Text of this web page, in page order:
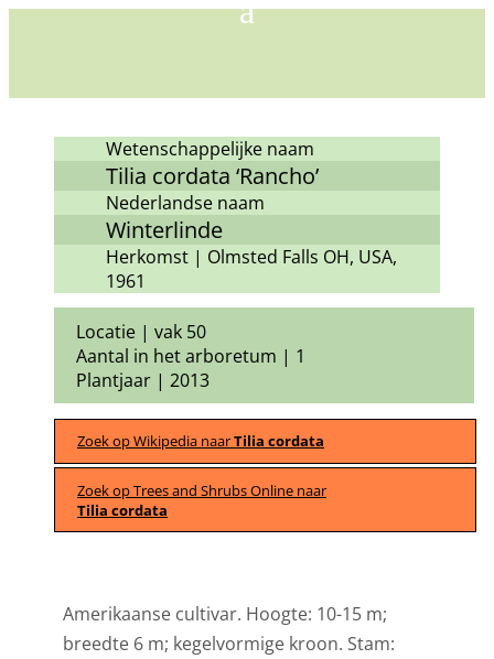
Wetenschappelijke naam
Tilia cordata ‘Rancho’
Nederlandse naam
Winterlinde
Herkomst | Olmsted Falls OH, USA,
1961
Locatie | vak 50
Aantal in het arboretum | 1
Plantjaar | 2013
Zoek op Wikipedia naarTilia cordata
Zoek op Trees and Shrubs Online naar
Tilia cordata
Amerikaanse cultivar. Hoogte: 10-15 m;
breedte 6 m; kegelvormige kroon. Stam: